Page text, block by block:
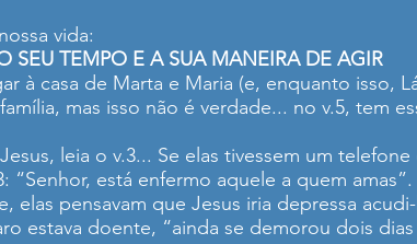
vida:
SEU TEMPO E A SUA MANEIRA DE AGIR
à casa de Marta e Maria (e, enquanto isso,
mas isso não é verdade... no v.5, tem
leia o v.3... Se elas tivessem um telefone
está enfermo aquele a quem amas”.
elas pensavam que Jesus iria depressa
estava doente, “ainda se demorou dois